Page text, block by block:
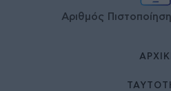
Αριθμός